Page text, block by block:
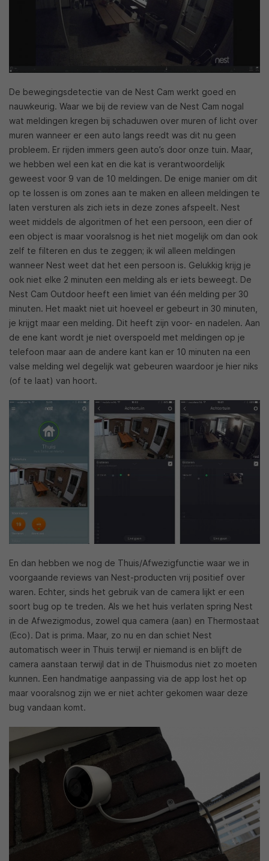
De bewegingsdetectie van de Nest Cam werkt goed en
nauwkeurig. Waar we bij de review van de Nest Cam nogal
wat meldingen kregen bij schaduwen over muren of licht over
muren wanneer er een auto langs reedt was dit nu geen
probleem. Er rijden immers geen auto’s door onze tuin. Maar,
we hebben wel een kat en die kat is verantwoordelijk
geweest voor 9 van de 10 meldingen. De enige manier om dit
op te lossen is om zones aan te maken en alleen meldingen te
laten versturen als zich iets in deze zones afspeelt. Nest
weet middels de algoritmen of het een persoon, een dier of
een object is maar vooralsnog is het niet mogelijk om dan ook
zelf te filteren en dus te zeggen; ik wil alleen meldingen
wanneer Nest weet dat het een persoon is. Gelukkig krijg je
ook niet elke 2 minuten een melding als er iets beweegt. De
Nest Cam Outdoor heeft een limiet van één melding per 30
minuten. Het maakt niet uit hoeveel er gebeurt in 30 minuten,
je krijgt maar een melding. Dit heeft zijn voor- en nadelen. Aan
de ene kant wordt je niet overspoeld met meldingen op je
telefoon maar aan de andere kant kan er 10 minuten na een
valse melding wel degelijk wat gebeuren waardoor je hier niks
(of te laat) van hoort.
En dan hebben we nog de Thuis/Afwezigfunctie waar we in
voorgaande reviews van Nest-producten vrij positief over
waren. Echter, sinds het gebruik van de camera lijkt er een
soort bug op te treden. Als we het huis verlaten spring Nest
in de Afwezigmodus, zowel qua camera (aan) en Thermostaat
(Eco). Dat is prima. Maar, zo nu en dan schiet Nest
automatisch weer in Thuis terwijl er niemand is en blijft de
camera aanstaan terwijl dat in de Thuismodus niet zo moeten
kunnen. Een handmatige aanpassing via de app lost het op
maar vooralsnog zijn we er niet achter gekomen waar deze
bug vandaan komt.